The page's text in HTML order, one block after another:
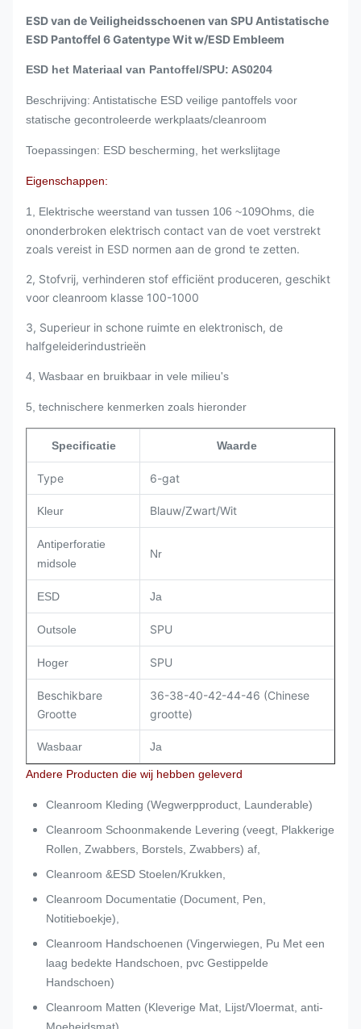
ESD van de Veiligheidsschoenen van SPU Antistatische
ESD Pantoffel 6 Gatentype Wit w/ESD Embleem
ESD het Materiaal van Pantoffel/SPU: AS0204
Beschrijving: Antistatische ESD veilige pantoffels voor
statische gecontroleerde werkplaats/cleanroom
Toepassingen: ESD bescherming, het werkslijtage
Eigenschappen:
1, Elektrische weerstand van tussen 106 ~109Ohms, die
ononderbroken elektrisch contact van de voet verstrekt
zoals vereist in ESD normen aan de grond te zetten.
2, Stofvrij, verhinderen stof efficiënt produceren, geschikt
voor cleanroom klasse 100-1000
3, Superieur in schone ruimte en elektronisch, de
halfgeleiderindustrieën
4, Wasbaar en bruikbaar in vele milieu's
5, technischere kenmerken zoals hieronder
Specificatie Waarde
Type 6-gat
Kleur Blauw/Zwart/Wit
Antiperforatie
midsole
Nr
ESD Ja
Outsole SPU
Hoger SPU
Beschikbare
Grootte
36-38-40-42-44-46 (Chinese
grootte)
Wasbaar Ja
Andere Producten die wij hebben geleverd
Cleanroom Kleding (Wegwerpproduct, Launderable)
Cleanroom Schoonmakende Levering (veegt, Plakkerige
Rollen, Zwabbers, Borstels, Zwabbers) af,
Cleanroom &ESD Stoelen/Krukken,
Cleanroom Documentatie (Document, Pen,
Notitieboekje),
Cleanroom Handschoenen (Vingerwiegen, Pu Met een
laag bedekte Handschoen, pvc Gestippelde
Handschoen)
Cleanroom Matten (Kleverige Mat, Lijst/Vloermat, anti-